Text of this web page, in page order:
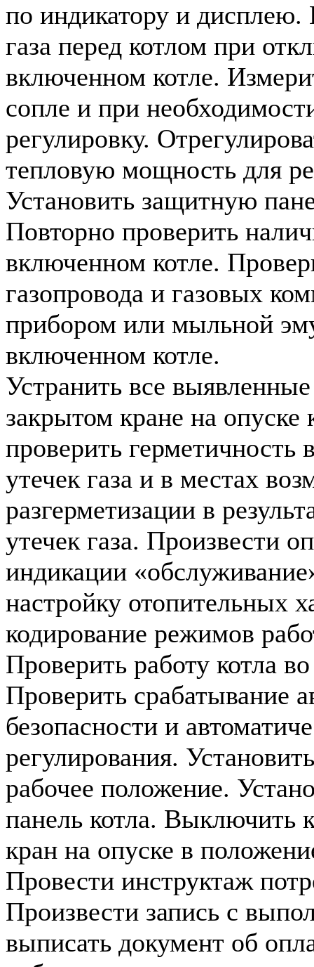
по индикатору и дисплею.
газа перед котлом при
включенном котле.
сопле и при
регулировку.
тепловую мощность для
Установить защитную
Повторно проверить
включенном котле.
газопровода и газовых
прибором или мыльной
включенном котле.
Устранить все
закрытом кране на опуске
проверить герметичность
утечек газа и в местах
разгерметизации в
утечек газа. Произвести
индикации
настройку отопительных
кодирование режимов
Проверить работу котла
Проверить срабатывание
безопасности и
регулирования.
рабочее положение.
панель котла. Выключить
кран на опуске в
Провести инструктаж
Произвести запись с
выписать документ об